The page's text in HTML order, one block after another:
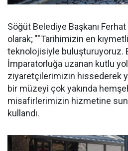
Söğüt Belediye Başkanı
olarak; ""Tarihimizin en kıymetli
teknolojisiyle buluşturuyoruz.
İmparatorluğa uzanan kutlu
ziyaretçilerimizin hissederek
bir müzeyi çok yakında
misafirlerimizin hizmetine
kullandı.